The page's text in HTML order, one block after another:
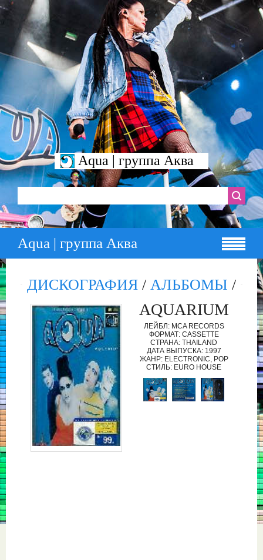
Aqua | группа Аква
Aqua | группа Аква
ДИСКОГРАФИЯ / АЛЬБОМЫ /
AQUARIUM
ЛЕЙБЛ: MCA RECORDS
ФОРМАТ: CASSETTE
СТРАНА: THAILAND
ДАТА ВЫПУСКА: 1997
ЖАНР: ELECTRONIC, POP
СТИЛЬ: EURO HOUSE